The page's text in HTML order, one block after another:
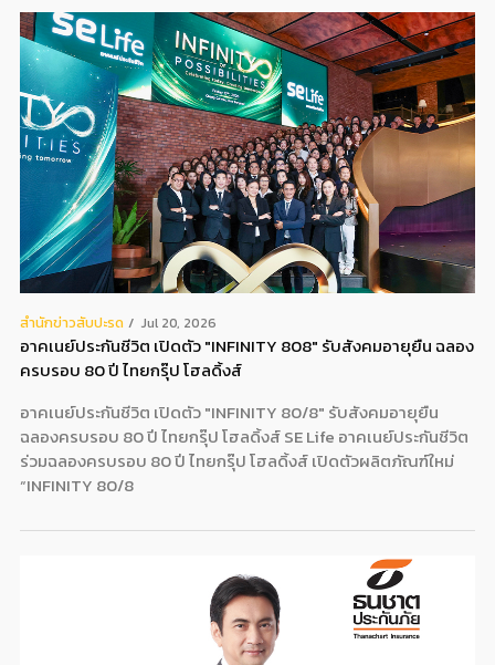
สํานักข่าวสับปะรด Jul 20, 2026
อาคเนย์ประกันชีวิต เปิดตัว "INFINITY 808" รับสังคมอายุยืน ฉลอง
ครบรอบ 80 ปี ไทยกรุ๊ป โฮลดิ้งส์
อาคเนย์ประกันชีวิต เปิดตัว "INFINITY 80/8" รับสังคมอายุยืน
ฉลองครบรอบ 80 ปี ไทยกรุ๊ป โฮลดิ้งส์ SE Life อาคเนย์ประกันชีวิต
ร่วมฉลองครบรอบ 80 ปี ไทยกรุ๊ป โฮลดิ้งส์ เปิดตัวผลิตภัณฑ์ใหม่
“INFINITY 80/8